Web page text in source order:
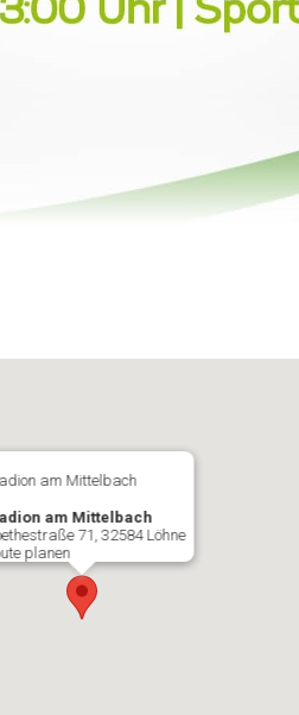
am Mittelbach
am Mittelbach
71, 32584 Löhne
planen